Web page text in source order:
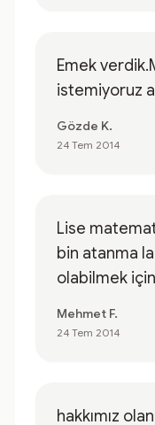
Emek
istemiyoruz
Gözde K.
24 Tem 2014
Lise
bin atanma
olabilmek
Mehmet F.
24 Tem 2014
hakkımız